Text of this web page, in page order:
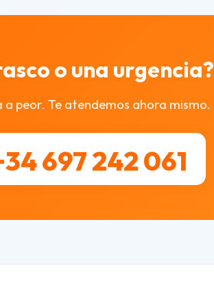
o una urgencia?
a peor. Te atendemos ahora mismo.
697 242 061